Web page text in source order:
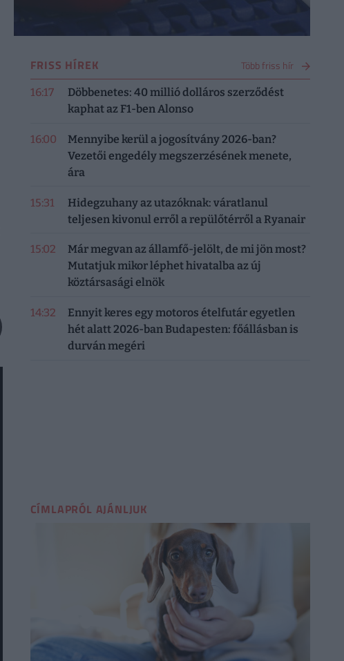
FRISS HÍREK Több friss hír
16:17
Döbbenetes: 40 millió dolláros szerződést
kaphat az F1-ben Alonso
16:00
Mennyibe kerül a jogosítvány 2026-ban?
Vezetői engedély megszerzésének menete,
ára
15:31
Hidegzuhany az utazóknak: váratlanul
teljesen kivonul erről a repülőtérről a Ryanair
15:02
Már megvan az államfő-jelölt, de mi jön most?
Mutatjuk mikor léphet hivatalba az új
köztársasági elnök
14:32
Ennyit keres egy motoros ételfutár egyetlen
hét alatt 2026-ban Budapesten: főállásban is
durván megéri
CÍMLAPRÓL AJÁNLJUK